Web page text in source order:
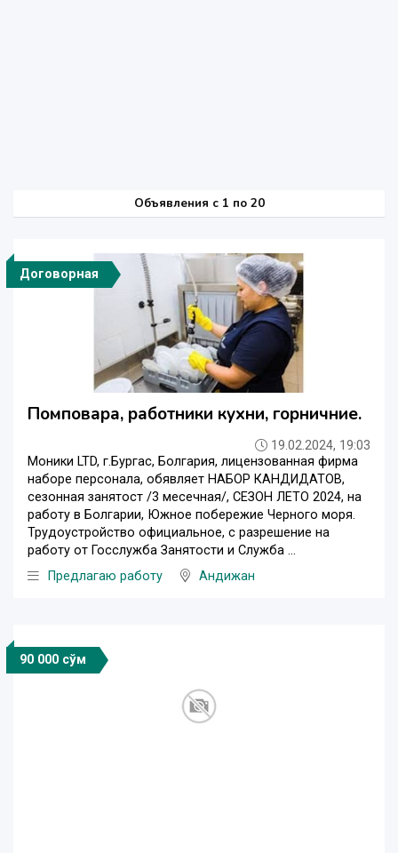
Объявления c 1 по 20
Договорная
Помповара, работники кухни, горничние.
19.02.2024, 19:03
Moники LTD, г.Бургас, Болгария, лицензованная фирма
наборе персонала, обявляет НАБОР КАНДИДАТОВ,
сезонная занятост /3 месечная/, СЕЗОН ЛЕТО 2024, на
работу в Болгарии, Южное побережие Черного моря.
Трудоустройство официальное, с разрешение на
работу от Госслужба Занятости и Служба ...
Предлагаю работу
Андижан
90 000 сўм